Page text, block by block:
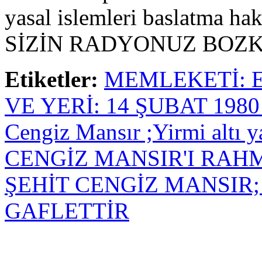
yasal islemleri baslatma
SİZİN RADYONUZ
Etiketler: MEMLEKETİ:
VE YERİ: 14 ŞUBAT
Cengiz Mansır ;Yirmi altı
CENGİZ MANSIR'I
ŞEHİT CENGİZ
GAFLETTİR